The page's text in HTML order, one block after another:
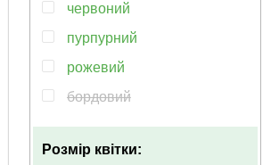
червоний
пурпурний
рожевий
бордовий
блакитний
жовтий
Розмір квітки: